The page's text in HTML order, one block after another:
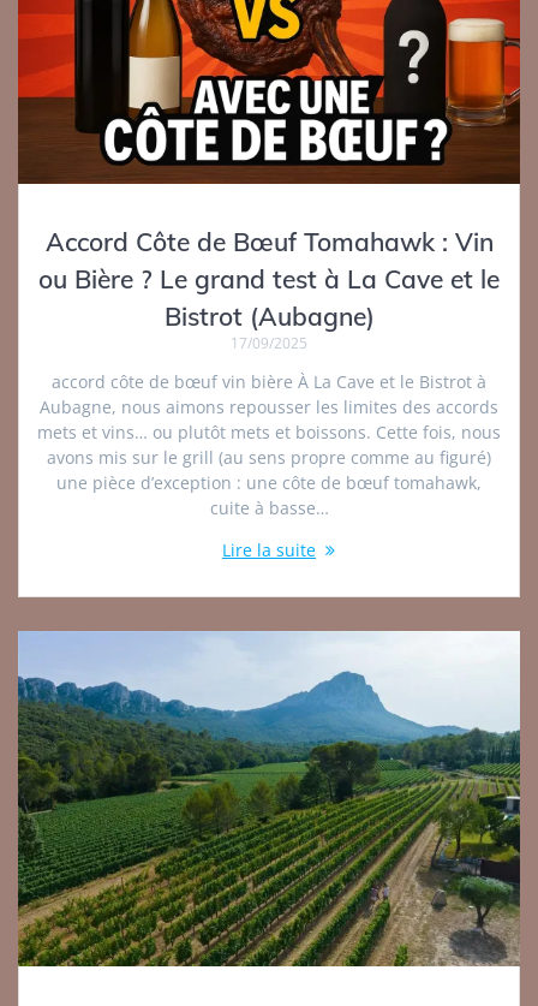
Accord Côte de Bœuf Tomahawk : Vin
ou Bière ? Le grand test à La Cave et le
Bistrot (Aubagne)
17/09/2025
accord côte de bœuf vin bière À La Cave et le Bistrot à
Aubagne, nous aimons repousser les limites des accords
mets et vins… ou plutôt mets et boissons. Cette fois, nous
avons mis sur le grill (au sens propre comme au figuré)
une pièce d’exception : une côte de bœuf tomahawk,
cuite à basse…
Lire la suite